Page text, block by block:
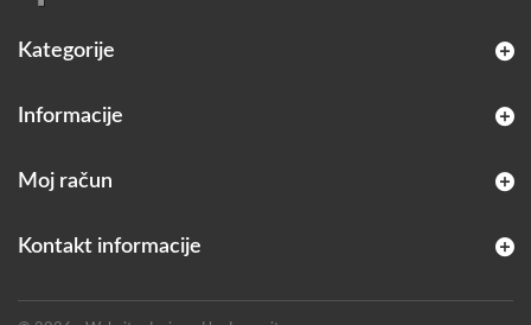
Kategorije
Informacije
Moj račun
Kontakt informacije